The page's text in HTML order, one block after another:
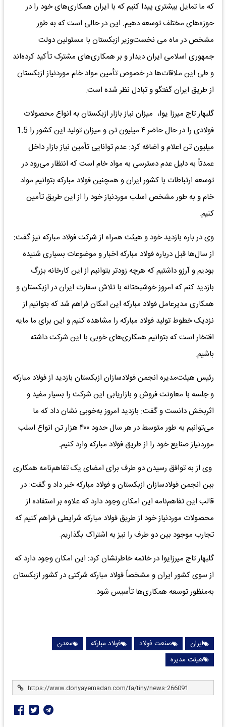
که ما تمایل بیشتری پیدا کنیم که با ایران همکاری‌های خود را در
حوزه‌های مختلف توسعه دهیم. این در حالی است که به طور
مشخص در ماه می نخست‌وزیر ازبکستان با مسئولین دولت
جمهوری اسلامی ایران دیدار و بر همکاری‌های مشترک تأکید کرده‌اند
و طی این ملاقات‌ها در خصوص تأمین مواد خام موردنیاز ازبکستان
از طریق ایران گفتگو و تبادل نظر شده است.
گلبهار تاج میرزا یوا، میزان نیاز بازار ازبکستان به انواع محصولات
فولادی را در حال حاضر ۴ میلیون تن و میزان تولید این کشور را 1.5
میلیون تن اعلام و اضافه کرد: عدم توانایی تأمین نیاز بازار داخل
عمدتاً به دلیل عدم دسترسی به مواد خام است که انتظار می‌رود در
توسعه ارتباطات با کشور ایران و همچنین فولاد مبارکه بتوانیم مواد
خام و به طور مشخص اسلب موردنیاز خود را از این طریق تأمین
کنیم.
وی در باره بازدید خود و هیئت همراه از شرکت فولاد مبارکه نیز گفت:
از سال‌ها قبل درباره فولاد مبارکه اخبار و موضوعات بسیاری شنیده
بودیم و آرزو داشتیم که هرچه زودتر بتوانیم از این کارخانه بزرگ
بازدید کنم که امروز خوشبختانه با تلاش سفارت ایران در ازبکستان و
همکاری مدیرعامل فولاد مبارکه این امکان فراهم شد که بتوانیم از
نزدیک خطوط تولید فولاد مبارکه را مشاهده کنیم و این برای ما مایه
افتخار است که بتوانیم همکاری‌های خوبی با این شرکت داشته
باشیم.
رئیس هیئت‌مدیره انجمن فولادسازان ازبکستان بازدید از فولاد مبارکه
و جلسه‌ با معاونت فروش و بازاریابی این شرکت را بسیار مفید و
اثربخش دانست و گفت: بازدید امروز به‌خوبی نشان داد که ما
می‌توانیم به طور متوسط در هر سال حدود ۴۰۰ هزار تن انواع اسلب
موردنیاز صنایع خود را از طریق فولاد مبارکه وارد کنیم.
وی از به توافق رسیدن دو طرف برای امضای یک تفاهم‌نامه همکاری
بین انجمن فولادسازان ازبکستان و فولاد مبارکه خبر داد و گفت: در
قالب این تفاهم‌نامه این امکان وجود دارد که علاوه بر استفاده از
محصولات موردنیاز خود از طریق فولاد مبارکه شرایطی فراهم کنیم که
تجارب موجود بین دو طرف را نیز به اشتراک بگذاریم.
گلبهار تاج میرزایوا در خاتمه خاطرنشان کرد: این امکان وجود دارد که
از سوی کشور ایران و مشخصاً فولاد مبارکه شرکتی در کشور ازبکستان
به‌منظور توسعه همکاری‌ها تأسیس شود.
ایران صنعت فولاد فولاد مبارکه
معدن
هیئت مدیره